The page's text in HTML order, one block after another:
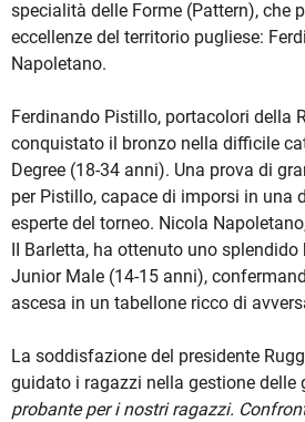
specialità delle Forme (Pattern), che
eccellenze del territorio pugliese:
Napoletano.
Ferdinando Pistillo, portacolori della
conquistato il bronzo nella difficile
Degree (18-34 anni). Una prova di
per Pistillo, capace di imporsi in una
esperte del torneo. Nicola
II Barletta, ha ottenuto uno
Junior Male (14-15 anni),
ascesa in un tabellone ricco di
La soddisfazione del presidente
guidato i ragazzi nella gestione delle
probante per i nostri ragazzi.